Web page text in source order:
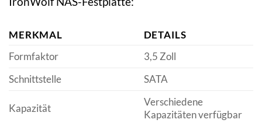
MERKMAL
DETAILS
Formfaktor
3,5 Zoll
Schnittstelle
SATA
Kapazität
Verschiedene
Kapazitäten verfügbar